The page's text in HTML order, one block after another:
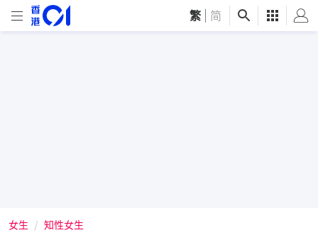
繁 简
女生 知性女生